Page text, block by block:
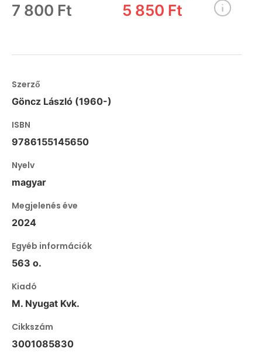
7 800 Ft 5 850 Ft
Szerző
Göncz László (1960-)
ISBN
9786155145650
Nyelv
magyar
Megjelenés éve
2024
Egyéb információk
563 o.
Kiadó
M. Nyugat Kvk.
Cikkszám
3001085830